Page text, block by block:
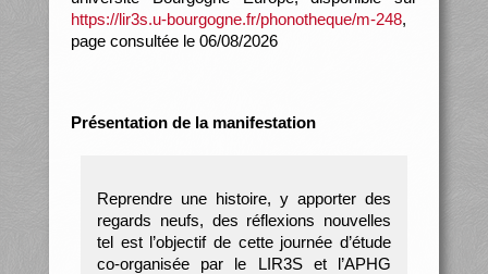
https://lir3s.u-bourgogne.fr/phonotheque/m-248,
page consultée le 06/08/2026
Présentation de la manifestation
Reprendre une histoire, y apporter des
regards neufs, des réflexions nouvelles
tel est l’objectif de cette journée d’étude
co-organisée par le LIR3S et l’APHG